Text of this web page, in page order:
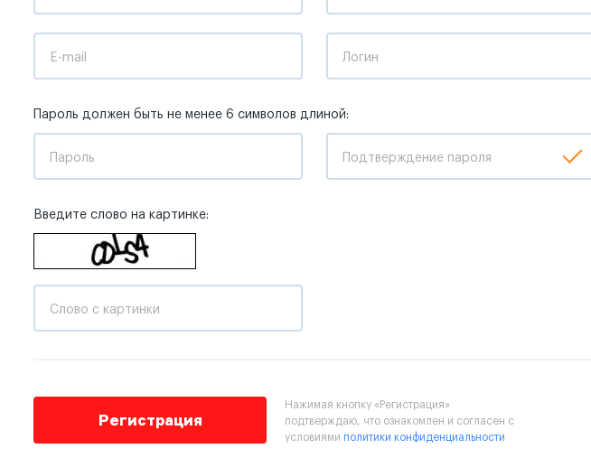
E-mail Логин
Пароль должен быть не менее 6 символов длиной:
Пароль Подтверждение пароля
Введите слово на картинке:
Слово с картинки
Регистрация
Нажимая кнопку «Регистрация»
подтверждаю, что ознакомлен и согласен с
условиями политики конфиденциальности